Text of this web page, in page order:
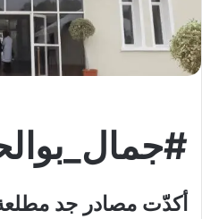
أكدّت مصادر جد